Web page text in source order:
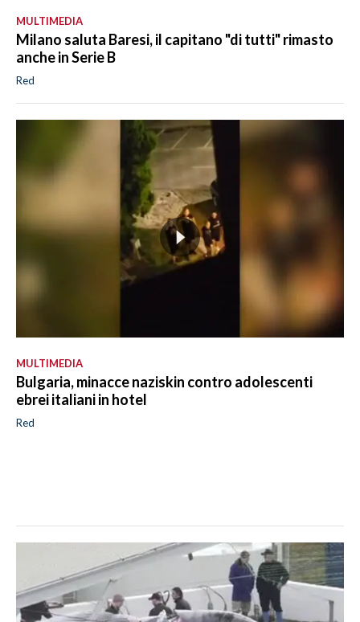
MULTIMEDIA
Milano saluta Baresi, il capitano "di tutti" rimasto
anche in Serie B
Red
MULTIMEDIA
Bulgaria, minacce naziskin contro adolescenti
ebrei italiani in hotel
Red